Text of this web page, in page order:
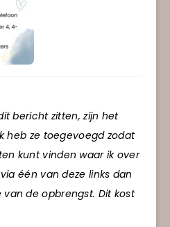
bericht zitten, zijn het
heb ze toegevoegd zodat
kunt vinden waar ik over
één van deze links dan
de opbrengst. Dit kost